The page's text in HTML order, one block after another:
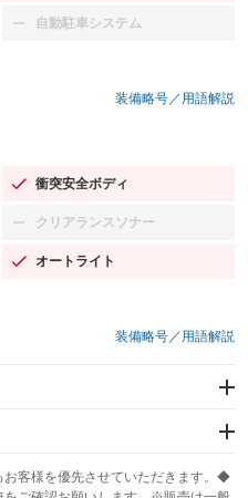
自動駐車システム
：装備なし
装備略号／用語解説
衝突安全ボディ
：装備あり
クリアランスソナー
：装備なし
オートライト
：装備あり
装備略号／用語解説
お客様を優先させていただきます。◆